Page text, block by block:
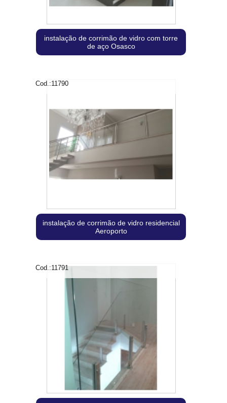
instalação de corrimão de vidro com torre
de aço Osasco
Cod.:11790
instalação de corrimão de vidro residencial
Aeroporto
Cod.:11791